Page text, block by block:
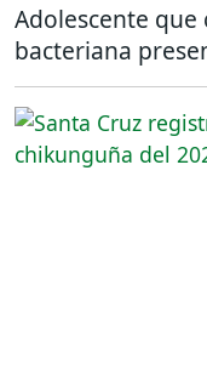
Adolescente
bacteriana